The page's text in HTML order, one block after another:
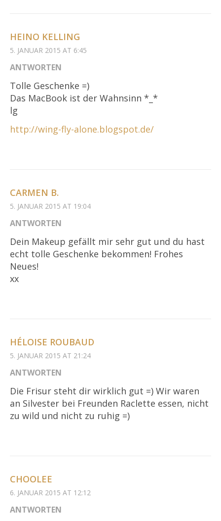
HEINO KELLING
5. JANUAR 2015 AT 6:45
ANTWORTEN
Tolle Geschenke =)
Das MacBook ist der Wahnsinn *_*
lg
http://wing-fly-alone.blogspot.de/
CARMEN B.
5. JANUAR 2015 AT 19:04
ANTWORTEN
Dein Makeup gefällt mir sehr gut und du hast
echt tolle Geschenke bekommen! Frohes
Neues!
xx
HÉLOISE ROUBAUD
5. JANUAR 2015 AT 21:24
ANTWORTEN
Die Frisur steht dir wirklich gut =) Wir waren
an Silvester bei Freunden Raclette essen, nicht
zu wild und nicht zu ruhig =)
CHOOLEE
6. JANUAR 2015 AT 12:12
ANTWORTEN